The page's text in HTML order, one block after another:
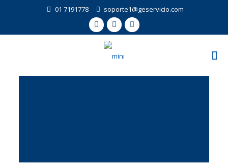
01 7191778 soporte1@geservicio.com